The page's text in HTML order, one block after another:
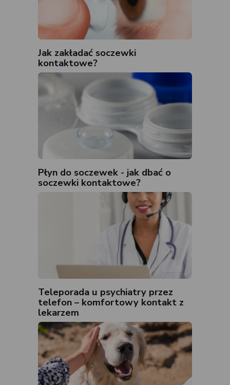
Jak zakładać soczewki
kontaktowe?
Płyn do soczewek - jak dbać o
soczewki kontaktowe?
Teleporada u psychiatry przez
telefon – komfortowy kontakt z
lekarzem